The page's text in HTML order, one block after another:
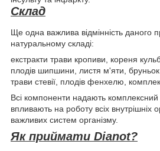
Склад
Ще одна важлива відмінність даного
натуральному складі:
екстракти трави кропиви, кореня
плодів шипшини, листя м'яти,
трави стевії, плодів фенхелю,
Всі компоненти надають комплексний
впливають на роботу всіх внутрішніх
важливих систем організму.
Як приймати Dianot?